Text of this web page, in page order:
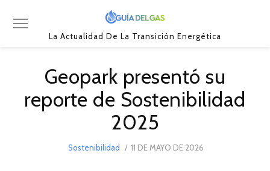
La Actualidad De La Transición Energética
Geopark presentó su
reporte de Sostenibilidad
2025
Sostenibilidad
POSTED
11 DE MAYO DE 2026